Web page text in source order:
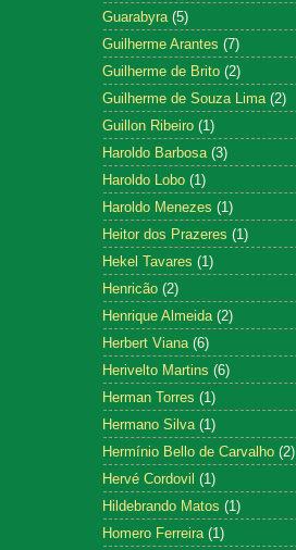
Guarabyra (5)
Guilherme Arantes (7)
Guilherme de Brito (2)
Guilherme de Souza Lima (2)
Guillon Ribeiro (1)
Haroldo Barbosa (3)
Haroldo Lobo (1)
Haroldo Menezes (1)
Heitor dos Prazeres (1)
Hekel Tavares (1)
Henricão (2)
Henrique Almeida (2)
Herbert Viana (6)
Herivelto Martins (6)
Herman Torres (1)
Hermano Silva (1)
Hermínio Bello de Carvalho (2)
Hervé Cordovil (1)
Hildebrando Matos (1)
Homero Ferreira (1)